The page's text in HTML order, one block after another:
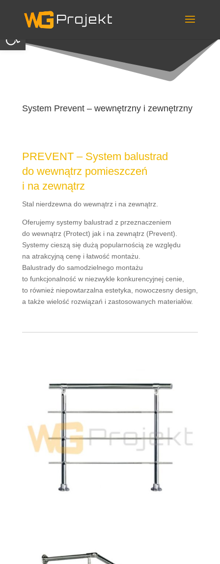
Otwórz pasek narzędzi
content
System Prevent – wewnętrzny i zewnętrzny
PREVENT – System balustrad
do wewnątrz pomieszczeń
i na zewnątrz
Stal nierdzewna do wewnątrz i na zewnątrz.
Oferujemy systemy balustrad z przeznaczeniem
do wewnątrz (Protect) jak i na zewnątrz (Prevent).
Systemy cieszą się dużą popularnością ze względu
na atrakcyjną cenę i łatwość montażu.
Balustrady do samodzielnego montażu
to funkcjonalność w niezwykle konkurencyjnej cenie,
to również niepowtarzalna estetyka, nowoczesny design,
a także wielość rozwiązań i zastosowanych materiałów.